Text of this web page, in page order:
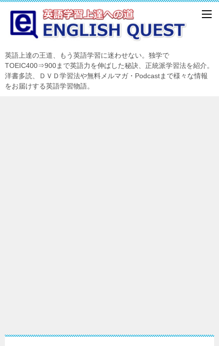
英語上達の王道、もう英語学習に迷わせない。独学で
TOEIC400⇒900まで英語力を伸ばした秘訣、正統派学習法を紹介。
洋書多読、ＤＶＤ学習法や無料メルマガ・Podcastまで様々な情報
をお届けする英語学習物語。